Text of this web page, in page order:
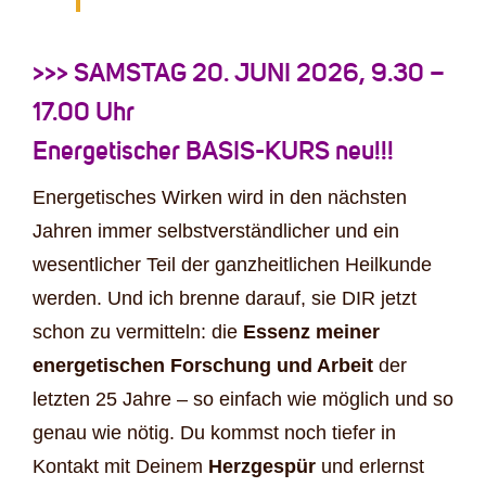
>>> SAMSTAG 20. JUNI 2026, 9.30 –
17.00 Uhr
Energetischer BASIS-KURS neu!!!
Energetisches Wirken wird in den nächsten
Jahren immer selbstverständlicher und ein
wesentlicher Teil der ganzheitlichen Heilkunde
werden. Und ich brenne darauf, sie DIR jetzt
schon zu vermitteln: die Essenz meiner
energetischen Forschung und Arbeit der
letzten 25 Jahre – so einfach wie möglich und so
genau wie nötig. Du kommst noch tiefer in
Kontakt mit Deinem Herzgespür und erlernst